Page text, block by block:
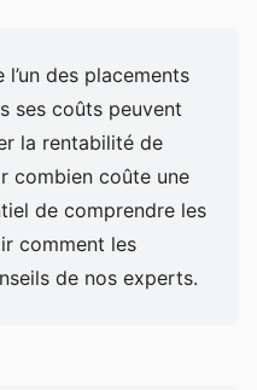
l’un des placements
ses coûts peuvent
la rentabilité de
combien coûte une
de comprendre les
comment les
de nos experts.